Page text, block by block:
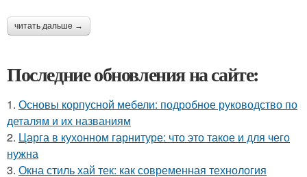
читать дальше →
Последние обновления на сайте:
1. Основы корпусной мебели: подробное руководство по
деталям и их названиям
2. Царга в кухонном гарнитуре: что это такое и для чего
нужна
3. Окна стиль хай тек: как современная технология